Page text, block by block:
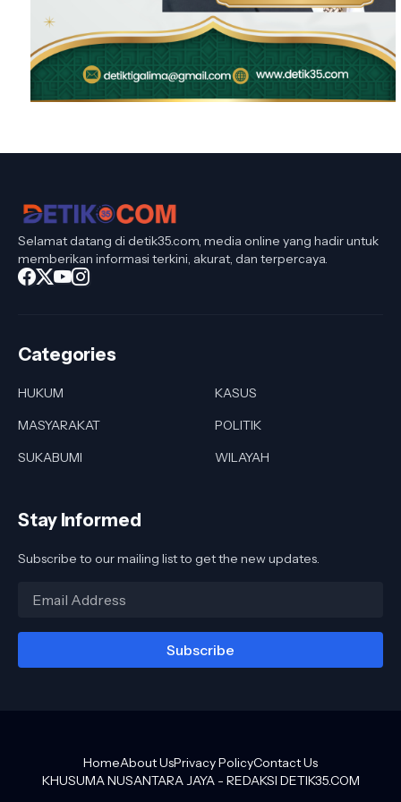
Selamat datang di detik35.com, media online yang hadir untuk
memberikan informasi terkini, akurat, dan terpercaya.
Categories
HUKUM
KASUS
MASYARAKAT
POLITIK
SUKABUMI
WILAYAH
Stay Informed
Subscribe to our mailing list to get the new updates.
KHUSUMA NUSANTARA JAYA - REDAKSI DETIK35.COM
HomeAbout UsPrivacy PolicyContact Us